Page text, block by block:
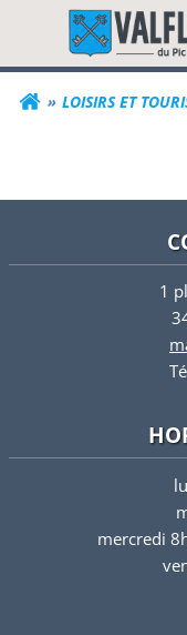
contenu
LOISIRS ET
1
mercredi